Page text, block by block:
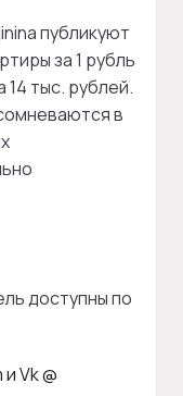
публикуют
за 1 рубль
тыс. рублей.
в
доступны по
Vk @